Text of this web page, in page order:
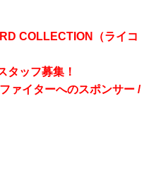
COLLECTION（ライコ
ッフ募集！
ァイターへのスポンサー /